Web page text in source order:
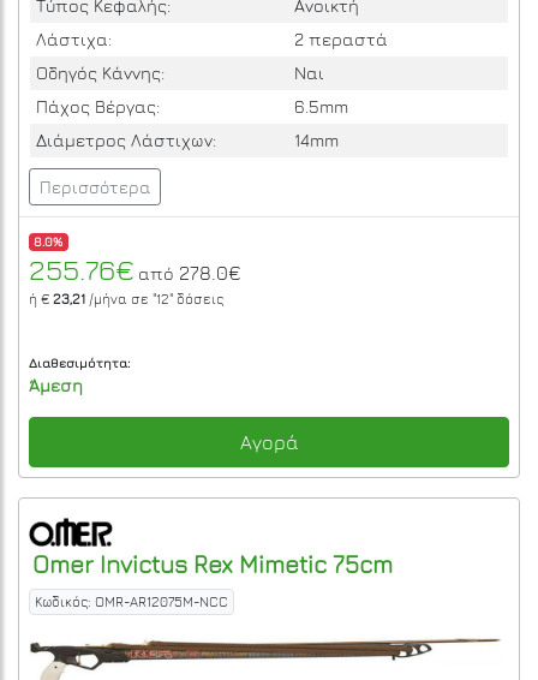
Τύπος Κεφαλής:
Ανοικτή
Λάστιχα:
2 περαστά
Οδηγός Κάννης:
Ναι
Πάχος Βέργας:
6.5mm
Διάμετρος Λάστιχων:
14mm
Περισσότερα
8.0%
255.76€ από 278.0€
ή € 23,21 /μήνα σε "12" δόσεις
Διαθεσιμότητα:
Άμεση
Αγορά
Omer Invictus Rex Mimetic 75cm
Κωδικός: OMR-AR12075M-NCC